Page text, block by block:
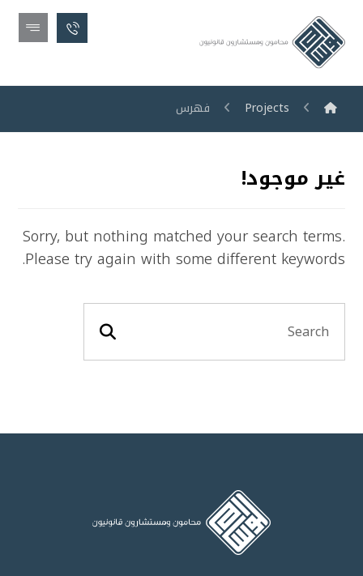
Projects فهرس
غير موجود!
Sorry, but nothing matched your search terms.
Please try again with some different keywords.